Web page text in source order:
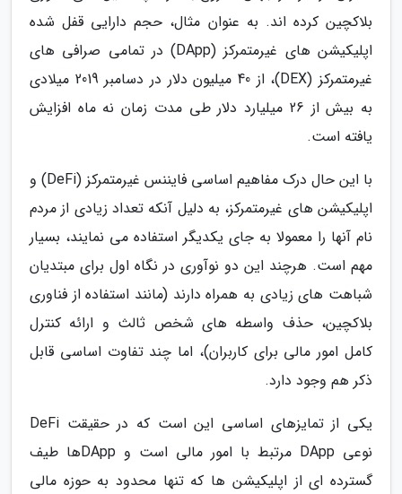
بلاکچین کرده اند. به عنوان مثال، حجم دارایی قفل شده
اپلیکیشن های غیرمتمرکز (DApp) در تمامی صرافی های
غیرمتمرکز (DEX)، از 40 میلیون دلار در دسامبر 2019 میلادی
به بیش از 26 میلیارد دلار طی مدت زمان نه ماه افزایش
یافته است.
با این حال درک مفاهیم اساسی فایننس غیرمتمرکز (DeFi) و
اپلیکیشن های غیرمتمرکز، به دلیل آنکه تعداد زیادی از مردم
نام آنها را معمولا به جای یکدیگر استفاده می نمایند، بسیار
مهم است. هرچند این دو نوآوری در نگاه اول برای مبتدیان
شباهت های زیادی به همراه دارند (مانند استفاده از فناوری
بلاکچین، حذف واسطه های شخص ثالث و ارائه کنترل
کامل امور مالی برای کاربران)، اما چند تفاوت اساسی قابل
ذکر هم وجود دارد.
یکی از تمایزهای اساسی این است که در حقیقت DeFi
نوعی DApp مرتبط با امور مالی است و DAppها طیف
گسترده ای از اپلیکیشن ها که تنها محدود به حوزه مالی